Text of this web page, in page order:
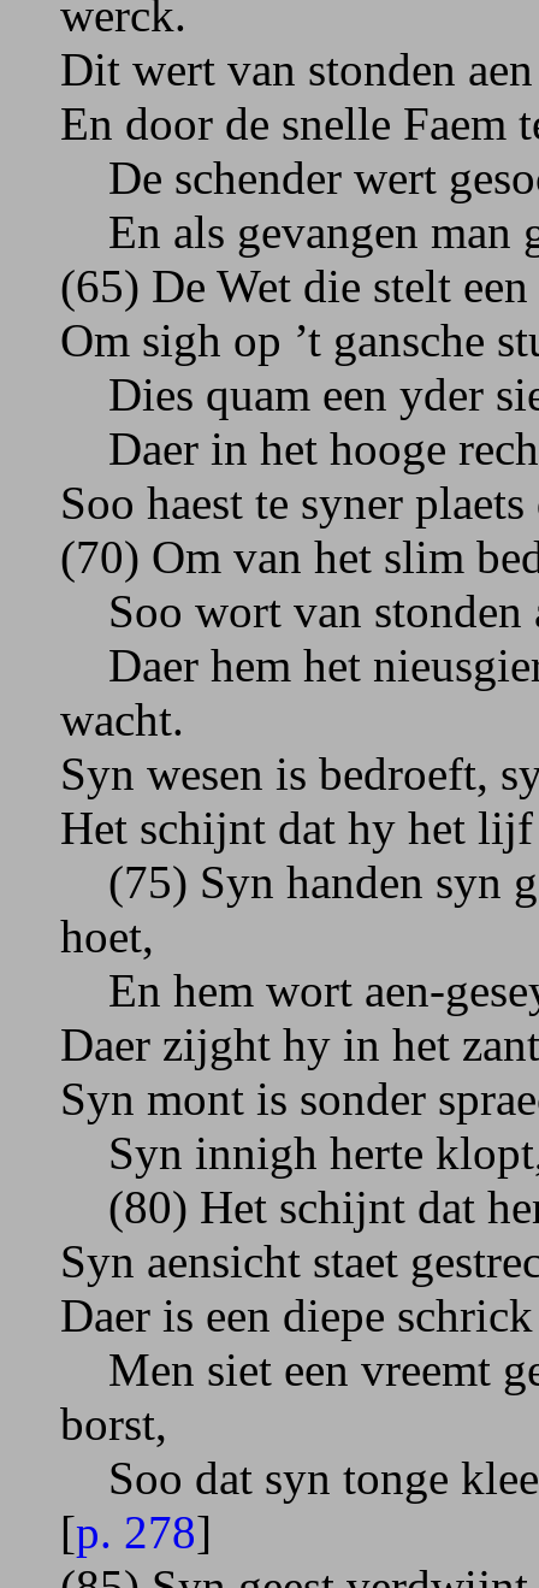
werck.
Dit wert van stonden
En door de snelle Faem
De schender wert
En als gevangen man
(65) De Wet die stelt
Om sigh op ’t gansche
Dies quam een yder
Daer in het hooge
Soo haest te syner
(70) Om van het slim
Soo wort van stonden
Daer hem het
wacht.
Syn wesen is bedroeft,
Het schijnt dat hy het
(75) Syn handen syn
hoet,
En hem wort aen-
Daer zijght hy in het
Syn mont is sonder
Syn innigh herte
(80) Het schijnt dat
Syn aensicht staet
Daer is een diepe
Men siet een vreemt
borst,
Soo dat syn tonge
[p. 278]